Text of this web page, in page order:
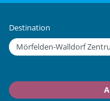
Destination